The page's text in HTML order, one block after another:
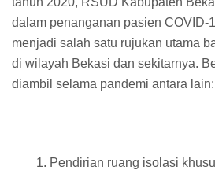
dalam penanganan pasien COVID-
menjadi salah satu rujukan utama
di wilayah Bekasi dan sekitarnya.
diambil selama pandemi antara lain:
Pendirian ruang isolasi